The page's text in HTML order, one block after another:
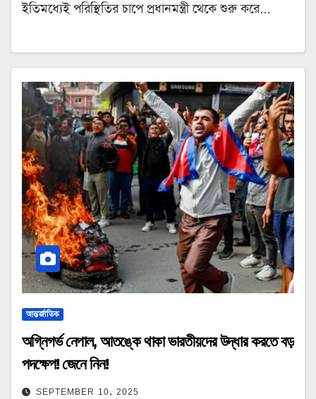
ইতিমধ্যেই পরিস্থিতির চাপে প্রধানমন্ত্রী থেকে শুরু করে…
আন্তর্জাতিক
অগ্নিগর্ভ নেপাল, আতঙ্কে থাকা ভারতীয়দের উদ্ধার করতে বড়
পদক্ষেপ! জেনে নিন!
SEPTEMBER 10, 2025